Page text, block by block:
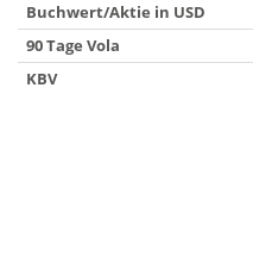
Buchwert/Aktie in USD
90 Tage Vola
KBV